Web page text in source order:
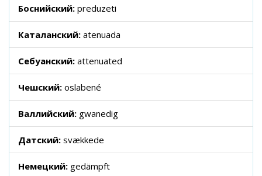
Боснийский: preduzeti
Каталанский: atenuada
Себуанский: attenuated
Чешский: oslabené
Валлийский: gwanedig
Датский: svækkede
Немецкий: gedämpft